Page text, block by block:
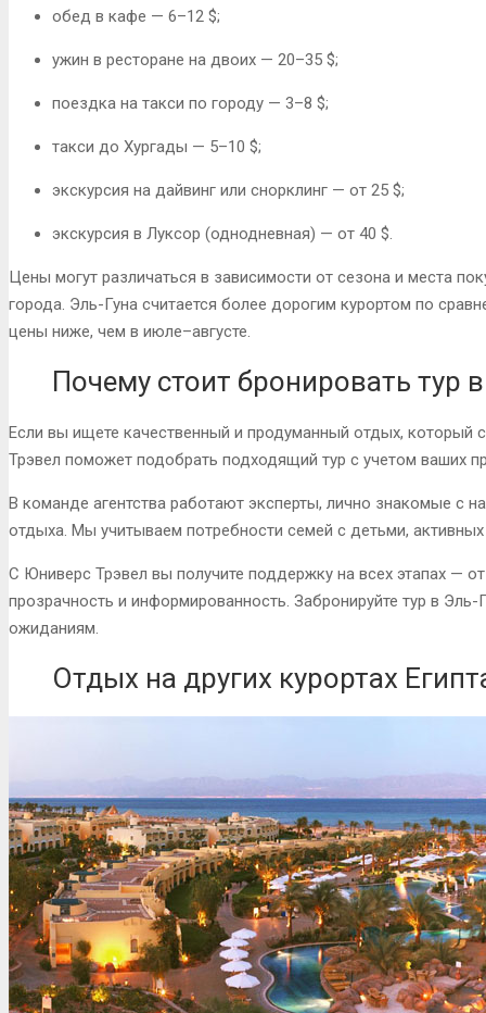
обед в кафе — 6–12 $;
ужин в ресторане на двоих — 20–35 $;
поездка на такси по городу — 3–8 $;
такси до Хургады — 5–10 $;
экскурсия на дайвинг или снорклинг — от 25 $;
экскурсия в Луксор (однодневная) — от 40 $.
Цены могут различаться в зависимости от сезона и места
города. Эль-Гуна считается более дорогим курортом по
цены ниже, чем в июле–августе.
Почему стоит бронировать тур
Если вы ищете качественный и продуманный отдых, который
Трэвел поможет подобрать подходящий тур с учетом ваших
В команде агентства работают эксперты, лично знакомые с
отдыха. Мы учитываем потребности семей с детьми,
С Юниверс Трэвел вы получите поддержку на всех этапах —
прозрачность и информированность. Забронируйте тур в
ожиданиям.
Отдых на других курортах